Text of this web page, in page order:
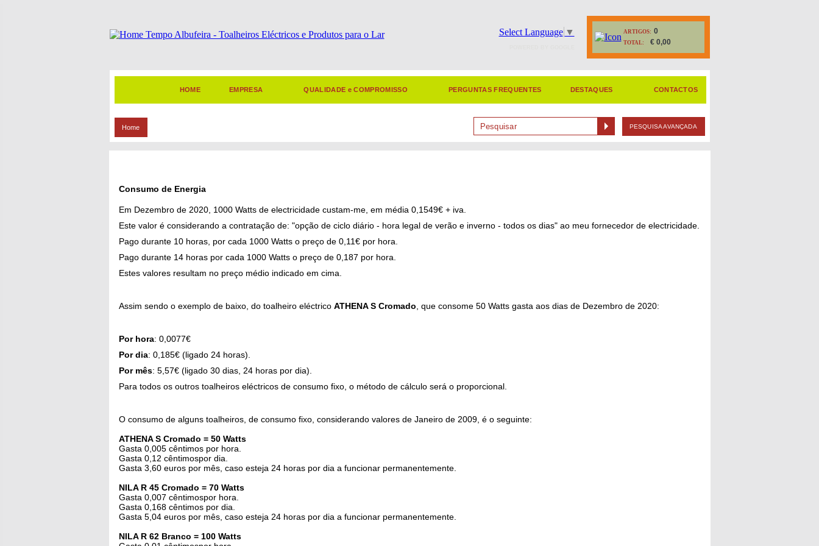
Select Language ▼ ARTIGOS: 0
TOTAL: € 0,00
HOME EMPRESA QUALIDADE e COMPROMISSO PERGUNTAS FREQUENTES DESTAQUES CONTACTOS
Home PESQUISA AVANÇADA
Consumo de Energia
Em Dezembro de 2020, 1000 Watts de electricidade custam-me, em média 0,1549€ + iva.
Este valor é considerando a contratação de: "opção de ciclo diário - hora legal de verão e inverno - todos os dias" ao meu fornecedor de electricidade.
Pago durante 10 horas, por cada 1000 Watts o preço de 0,11€ por hora.
Pago durante 14 horas por cada 1000 Watts o preço de 0,187 por hora.
Estes valores resultam no preço médio indicado em cima.
Assim sendo o exemplo de baixo, do toalheiro eléctrico ATHENA S Cromado, que consome 50 Watts gasta aos dias de Dezembro de 2020:
Por hora: 0,0077€
Por dia: 0,185€ (ligado 24 horas).
Por mês: 5,57€ (ligado 30 dias, 24 horas por dia).
Para todos os outros toalheiros eléctricos de consumo fixo, o método de cálculo será o proporcional.
O consumo de alguns toalheiros, de consumo fixo, considerando valores de Janeiro de 2009, é o seguinte:
ATHENA S Cromado = 50 Watts
Gasta 0,005 cêntimos por hora.
Gasta 0,12 cêntimospor dia.
Gasta 3,60 euros por mês, caso esteja 24 horas por dia a funcionar permanentemente.
NILA R 45 Cromado = 70 Watts
Gasta 0,007 cêntimospor hora.
Gasta 0,168 cêntimos por dia.
Gasta 5,04 euros por mês, caso esteja 24 horas por dia a funcionar permanentemente.
NILA R 62 Branco = 100 Watts